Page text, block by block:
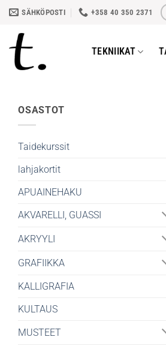
Skip
content
SÄHKÖPOSTI +358 40 350 2371
TEKNIIKAT
OSASTOT
Taidekurssit
lahjakortit
APUAINEHAKU
AKVARELLI, GUASSI
AKRYYLI
GRAFIIKKA
KALLIGRAFIA
KULTAUS
MUSTEET